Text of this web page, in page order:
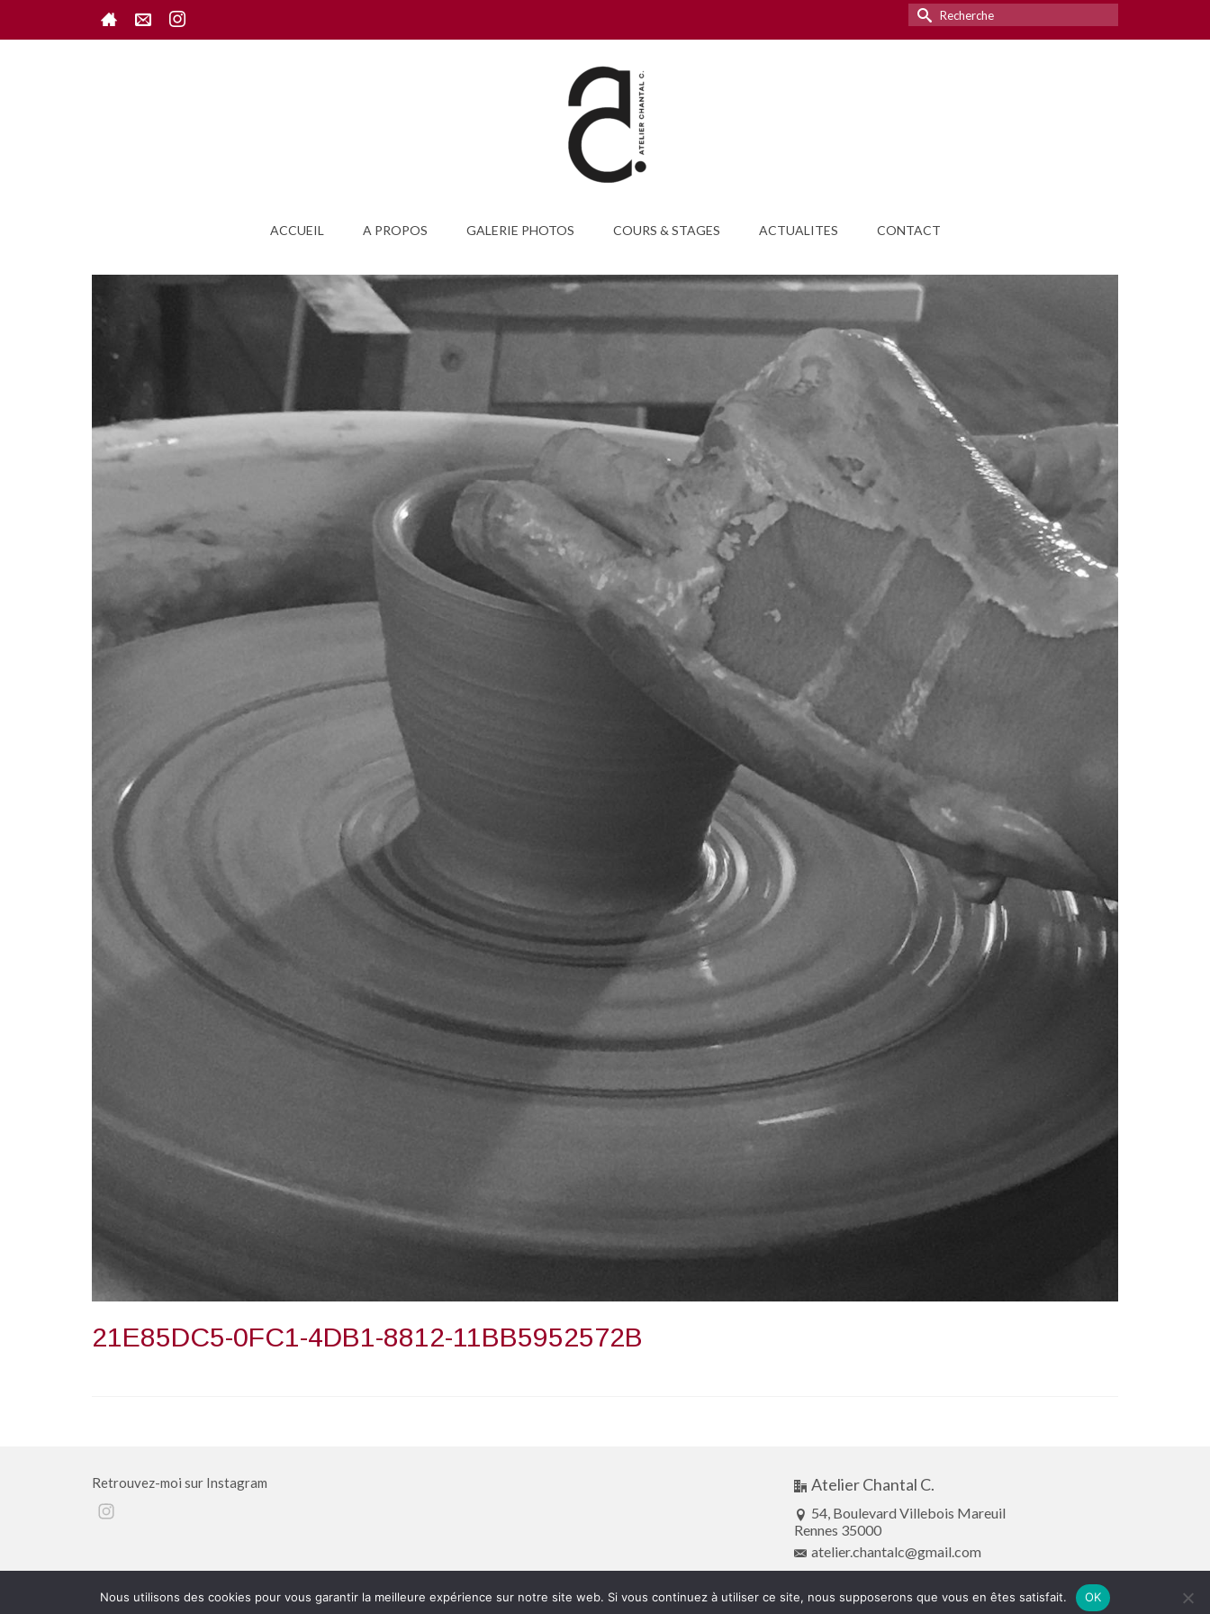
Rechercher :
ACCUEIL A PROPOS GALERIE PHOTOS COURS & STAGES ACTUALITES CONTACT
21E85DC5-0FC1-4DB1-8812-11BB5952572B
Retrouvez-moi sur Instagram Atelier Chantal C.
54, Boulevard Villebois Mareuil
Rennes 35000
atelier.chantalc@gmail.com
Mentions légales Plan de site Politique de confidentialité
©Tous droits réservés - 2026 Atelier Chantal C.
Nous utilisons des cookies pour vous garantir la meilleure expérience sur notre site web. Si vous continuez à utiliser ce site, nous supposerons que vous en êtes satisfait. OK